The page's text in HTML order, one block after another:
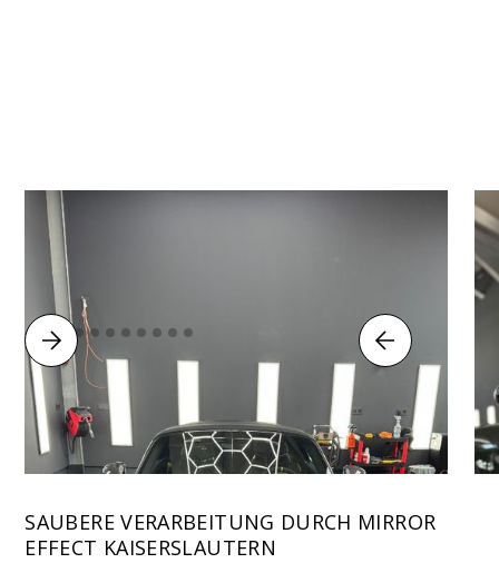
SAUBERE VERARBEITUNG DURCH MIRROR
EFFECT KAISERSLAUTERN